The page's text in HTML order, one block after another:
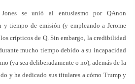
se unió al entusiasmo por QAnon
y tiempo de emisión (y empleando a Jerome
crípticos de Q. Sin embargo, la credibilidad
mucho tiempo debido a su incapacidad
(ya sea deliberadamente o no), además de la
y ha dedicado sus titulares a cómo Trump y